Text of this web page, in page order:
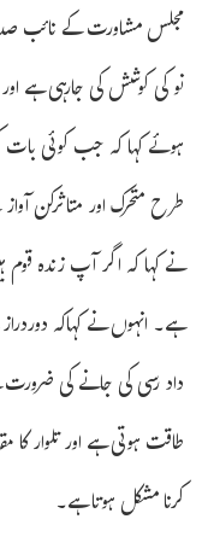
مجلس مشاورت کے نائب صدر
نو کی کوشش کی جارہی ہے
ہوئے کہا کہ جب کوئی
طرح متحرک اور متاثرکن
نے کہا کہ اگر آپ زندہ
ہے۔ انہوں نے کہاکہ
داد رسی کی جانے کی
طاقت ہوتی ہے اور تلوار کا
کرنا مشکل ہوتا ہے۔